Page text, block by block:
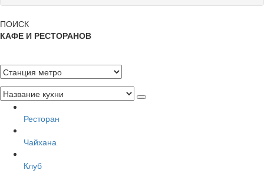
ПОИСК
КАФЕ И РЕСТОРАНОВ
Ресторан
Чайхана
Клуб